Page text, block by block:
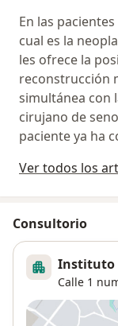
En las
cual es la
les ofrece la
reconstrucción
simultánea con
cirujano de
paciente ya ha
Ver todos los
Consultorio
Instituto
Calle 1